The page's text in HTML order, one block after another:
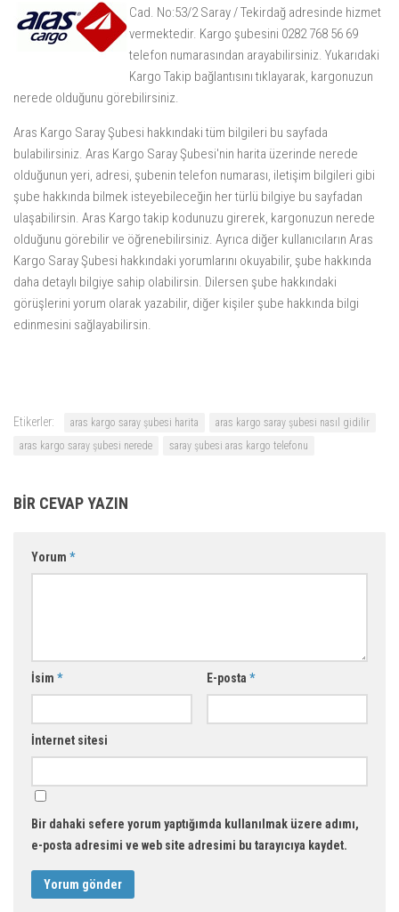
Cad. No:53/2 Saray / Tekirdağ adresinde hizmet
vermektedir. Kargo şubesini 0282 768 56 69
telefon numarasından arayabilirsiniz. Yukarıdaki
Kargo Takip bağlantısını tıklayarak, kargonuzun
nerede olduğunu görebilirsiniz.
Aras Kargo Saray Şubesi hakkındaki tüm bilgileri bu sayfada
bulabilirsiniz. Aras Kargo Saray Şubesi'nin harita üzerinde nerede
olduğunun yeri, adresi, şubenin telefon numarası, iletişim bilgileri gibi
şube hakkında bilmek isteyebileceğin her türlü bilgiye bu sayfadan
ulaşabilirsin. Aras Kargo takip kodunuzu girerek, kargonuzun nerede
olduğunu görebilir ve öğrenebilirsiniz. Ayrıca diğer kullanıcıların Aras
Kargo Saray Şubesi hakkındaki yorumlarını okuyabilir, şube hakkında
daha detaylı bilgiye sahip olabilirsin. Dilersen şube hakkındaki
görüşlerini yorum olarak yazabilir, diğer kişiler şube hakkında bilgi
edinmesini sağlayabilirsin.
Etikerler: aras kargo saray şubesi harita
aras kargo saray şubesi nasıl gidilir
aras kargo saray şubesi nerede
saray şubesi aras kargo telefonu
BIR CEVAP YAZIN
Yorum *
İsim * E-posta *
İnternet sitesi
Bir dahaki sefere yorum yaptığımda kullanılmak üzere adımı,
e-posta adresimi ve web site adresimi bu tarayıcıya kaydet.